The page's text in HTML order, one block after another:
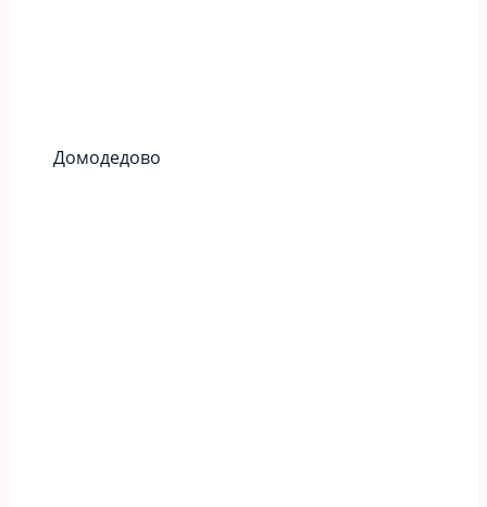
Домодедово